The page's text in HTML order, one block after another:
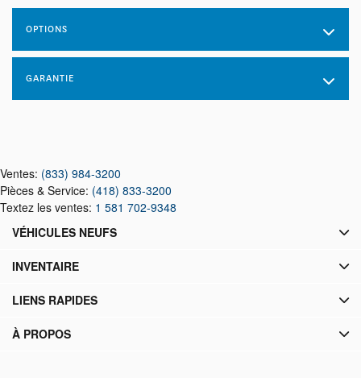
OPTIONS
GARANTIE
Ventes: (833) 984-3200
Pièces & Service: (418) 833-3200
Textez les ventes: 1 581 702-9348
VÉHICULES NEUFS
INVENTAIRE
LIENS RAPIDES
À PROPOS